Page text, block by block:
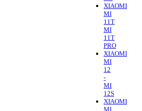
XIAOMI
MI
11T
MI
11T
PRO
XIAOMI
MI
12
-
MI
12S
XIAOMI
MI